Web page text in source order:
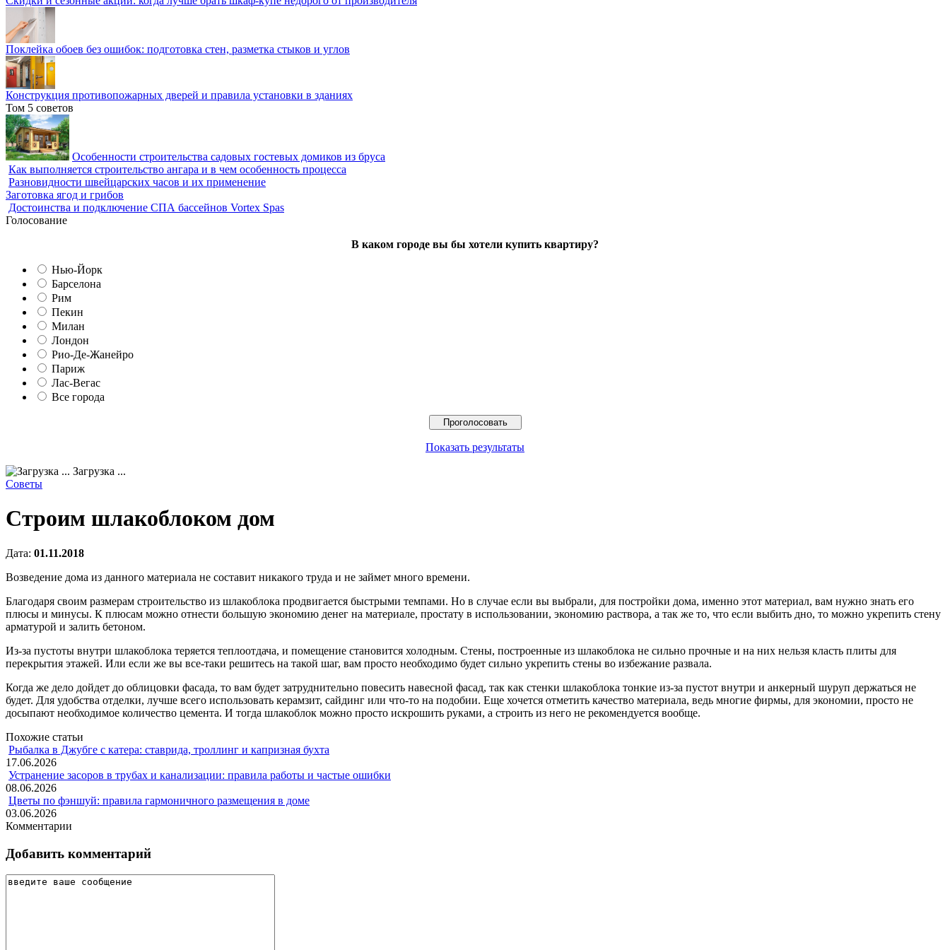
Поклейка обоев без ошибок: подготовка стен, разметка стыков и углов
Конструкция противопожарных дверей и правила установки в зданиях
Том 5 советов
Особенности строительства садовых гостевых домиков из бруса
Как выполняется строительство ангара и в чем особенность процесса
Разновидности швейцарских часов и их применение
Заготовка ягод и грибов
Достоинства и подключение СПА бассейнов Vortex Spas
Голосование
В каком городе вы бы хотели купить квартиру?
Нью-Йорк
Барселона
Рим
Пекин
Милан
Лондон
Рио-Де-Жанейро
Париж
Лас-Вегас
Все города
Показать результаты
Загрузка ...
Советы
Строим шлакоблоком дом
Дата: 01.11.2018
Возведение дома из данного материала не составит никакого труда и не займет много времени.
Благодаря своим размерам строительство из шлакоблока продвигается быстрыми темпами. Но в случае если вы выбрали, для постройки дома, именно этот материал, вам нужно знать его
плюсы и минусы. К плюсам можно отнести большую экономию денег на материале, простату в использовании, экономию раствора, а так же то, что если выбить дно, то можно укрепить стену
арматурой и залить бетоном.
Из-за пустоты внутри шлакоблока теряется теплоотдача, и помещение становится холодным. Стены, построенные из шлакоблока не сильно прочные и на них нельзя класть плиты для
перекрытия этажей. Или если же вы все-таки решитесь на такой шаг, вам просто необходимо будет сильно укрепить стены во избежание развала.
Когда же дело дойдет до облицовки фасада, то вам будет затруднительно повесить навесной фасад, так как стенки шлакоблока тонкие из-за пустот внутри и анкерный шуруп держаться не
будет. Для удобства отделки, лучше всего использовать керамзит, сайдинг или что-то на подобии. Еще хочется отметить качество материала, ведь многие фирмы, для экономии, просто не
досыпают необходимое количество цемента. И тогда шлакоблок можно просто искрошить руками, а строить из него не рекомендуется вообще.
Похожие статьи
Рыбалка в Джубге с катера: ставрида, троллинг и капризная бухта
17.06.2026
Устранение засоров в трубах и канализации: правила работы и частые ошибки
08.06.2026
Цветы по фэншуй: правила гармоничного размещения в доме
03.06.2026
Комментарии
Добавить комментарий